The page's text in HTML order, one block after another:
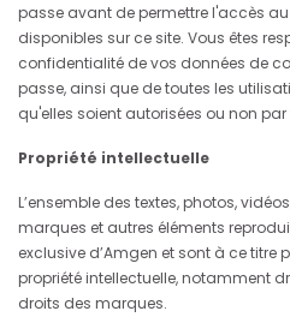
passe avant de permettre l'accès
disponibles sur ce site. Vous êtes
confidentialité de vos données de
passe, ainsi que de toutes les
qu'elles soient autorisées ou non par
Propriété intellectuelle
L’ensemble des textes, photos,
marques et autres éléments
exclusive d’Amgen et sont à ce titre
propriété intellectuelle, notamment
droits des marques.